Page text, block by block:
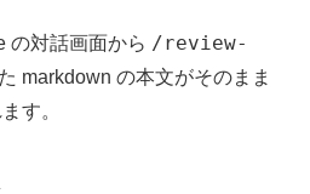
の対話画面から /review-
markdown の本文がそのまま
す。